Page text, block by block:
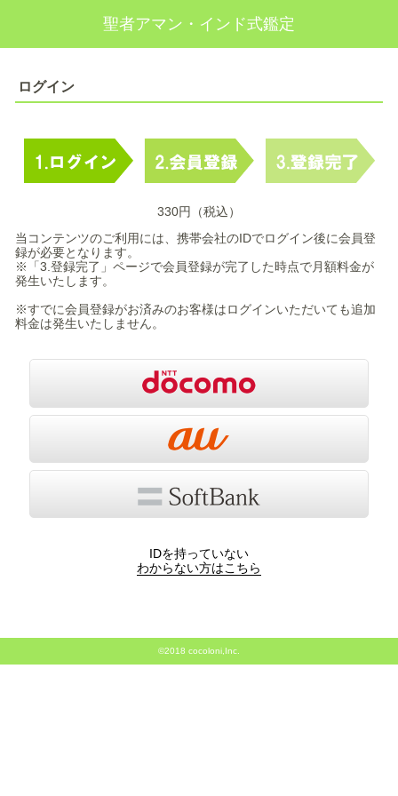
聖者アマン・インド式鑑定
ログイン
330円（税込）
当コンテンツのご利用には、携帯会社のIDでログイン後に会員登
録が必要となります。
※「3.登録完了」ページで会員登録が完了した時点で月額料金が
発生いたします。
※すでに会員登録がお済みのお客様はログインいただいても追加
料金は発生いたしません。
IDを持っていない
わからない方はこちら
©2018 cocoloni,Inc.